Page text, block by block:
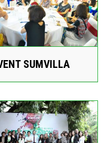
SUMVILLA